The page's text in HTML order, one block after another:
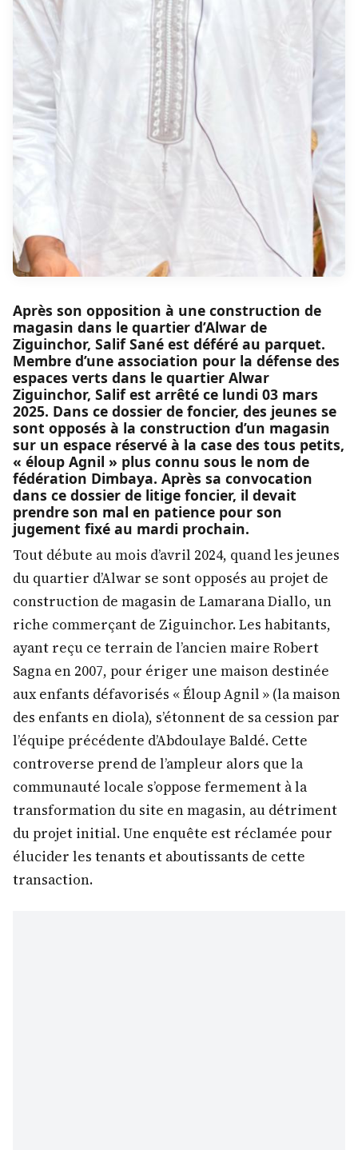
Après son opposition à une construction de
magasin dans le quartier d’Alwar de
Ziguinchor, Salif Sané est déféré au parquet.
Membre d’une association pour la défense des
espaces verts dans le quartier Alwar
Ziguinchor, Salif est arrêté ce lundi 03 mars
2025. Dans ce dossier de foncier, des jeunes se
sont opposés à la construction d’un magasin
sur un espace réservé à la case des tous petits,
« éloup Agnil » plus connu sous le nom de
fédération Dimbaya. Après sa convocation
dans ce dossier de litige foncier, il devait
prendre son mal en patience pour son
jugement fixé au mardi prochain.
Tout débute au mois d’avril 2024, quand les jeunes
du quartier d’Alwar se sont opposés au projet de
construction de magasin de Lamarana Diallo, un
riche commerçant de Ziguinchor. Les habitants,
ayant reçu ce terrain de l’ancien maire Robert
Sagna en 2007, pour ériger une maison destinée
aux enfants défavorisés « Éloup Agnil » (la maison
des enfants en diola), s’étonnent de sa cession par
l’équipe précédente d’Abdoulaye Baldé. Cette
controverse prend de l’ampleur alors que la
communauté locale s’oppose fermement à la
transformation du site en magasin, au détriment
du projet initial. Une enquête est réclamée pour
élucider les tenants et aboutissants de cette
transaction.